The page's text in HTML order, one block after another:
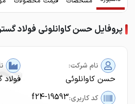
پروفایل حسن کاوانلوئی فولاد
نام شرکت:
حسن کاوانلوئی فولاد
کد کاربری:f24-19593